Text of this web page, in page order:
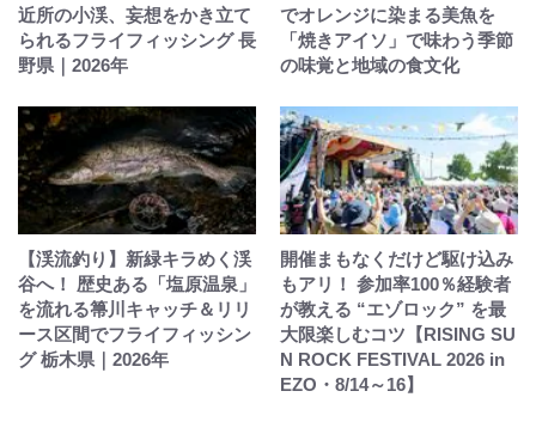
近所の小渓、妄想をかき立て
られるフライフィッシング 長
野県｜2026年
でオレンジに染まる美魚を
「焼きアイソ」で味わう季節
の味覚と地域の食文化
【渓流釣り】新緑キラめく渓
谷へ！ 歴史ある「塩原温泉」
を流れる箒川キャッチ＆リリ
ース区間でフライフィッシン
グ 栃木県｜2026年
開催まもなくだけど駆け込み
もアリ！ 参加率100％経験者
が教える “エゾロック” を最
大限楽しむコツ【RISING SU
N ROCK FESTIVAL 2026 in
EZO・8/14～16】